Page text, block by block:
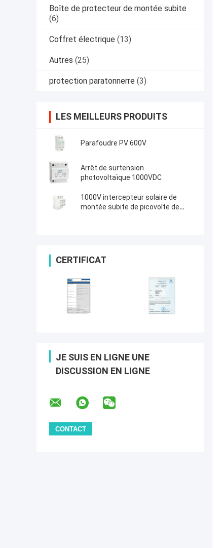
Boîte de protecteur de montée subite
(6)
Coffret électrique (13)
Autres (25)
protection paratonnerre (3)
LES MEILLEURS PRODUITS
Parafoudre PV 600V
Arrêt de surtension
photovoltaïque 1000VDC
1000V intercepteur solaire de
montée subite de picovolte de
CERTIFICAT
JE SUIS EN LIGNE UNE
DISCUSSION EN LIGNE